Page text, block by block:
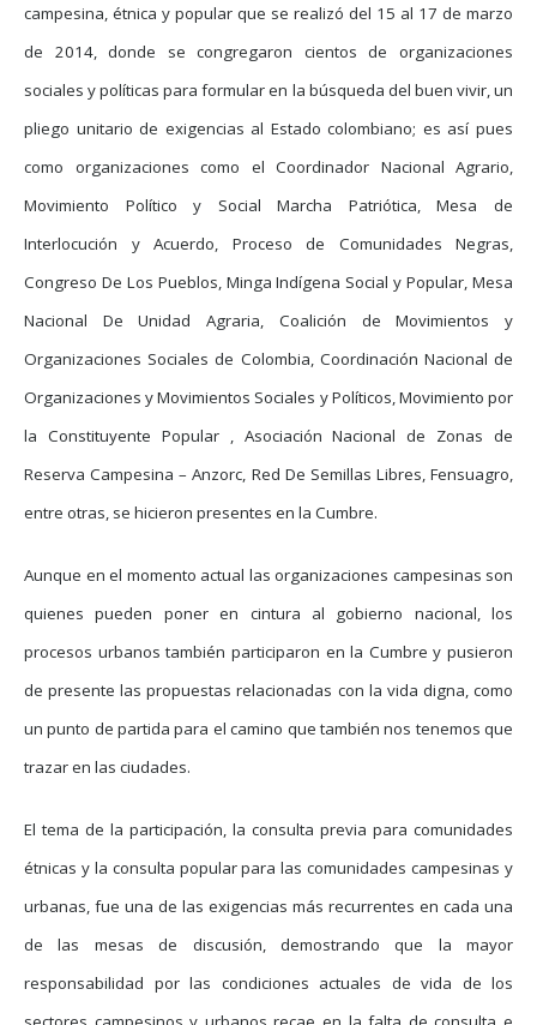
campesina, étnica y popular que se realizó del 15 al 17 de marzo
de 2014, donde se congregaron cientos de organizaciones
sociales y políticas para formular en la búsqueda del buen vivir, un
pliego unitario de exigencias al Estado colombiano; es así pues
como organizaciones como el Coordinador Nacional Agrario,
Movimiento Político y Social Marcha Patriótica, Mesa de
Interlocución y Acuerdo, Proceso de Comunidades Negras,
Congreso De Los Pueblos, Minga Indígena Social y Popular, Mesa
Nacional De Unidad Agraria, Coalición de Movimientos y
Organizaciones Sociales de Colombia, Coordinación Nacional de
Organizaciones y Movimientos Sociales y Políticos, Movimiento por
la Constituyente Popular , Asociación Nacional de Zonas de
Reserva Campesina – Anzorc, Red De Semillas Libres, Fensuagro,
entre otras, se hicieron presentes en la Cumbre.
Aunque en el momento actual las organizaciones campesinas son
quienes pueden poner en cintura al gobierno nacional, los
procesos urbanos también participaron en la Cumbre y pusieron
de presente las propuestas relacionadas con la vida digna, como
un punto de partida para el camino que también nos tenemos que
trazar en las ciudades.
El tema de la participación, la consulta previa para comunidades
étnicas y la consulta popular para las comunidades campesinas y
urbanas, fue una de las exigencias más recurrentes en cada una
de las mesas de discusión, demostrando que la mayor
responsabilidad por las condiciones actuales de vida de los